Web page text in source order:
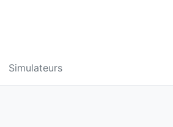
Simulateurs